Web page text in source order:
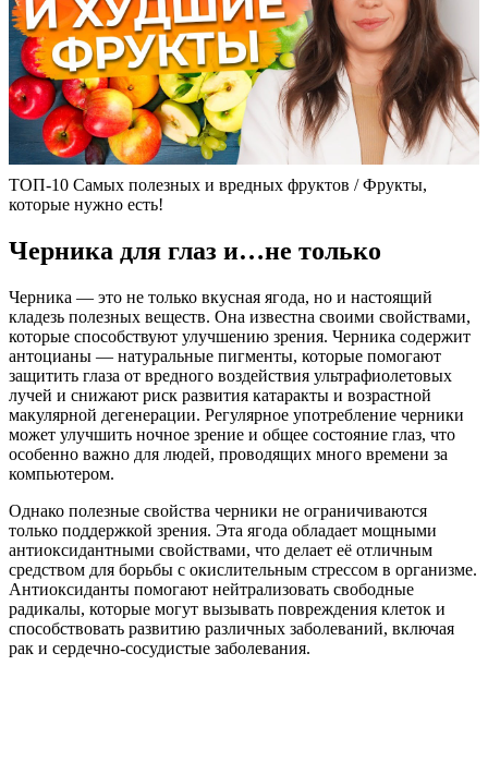
ТОП-10 Самых полезных и вредных фруктов / Фрукты,
которые нужно есть!
Черника для глаз и…не только
Черника — это не только вкусная ягода, но и настоящий
кладезь полезных веществ. Она известна своими свойствами,
которые способствуют улучшению зрения. Черника содержит
антоцианы — натуральные пигменты, которые помогают
защитить глаза от вредного воздействия ультрафиолетовых
лучей и снижают риск развития катаракты и возрастной
макулярной дегенерации. Регулярное употребление черники
может улучшить ночное зрение и общее состояние глаз, что
особенно важно для людей, проводящих много времени за
компьютером.
Однако полезные свойства черники не ограничиваются
только поддержкой зрения. Эта ягода обладает мощными
антиоксидантными свойствами, что делает её отличным
средством для борьбы с окислительным стрессом в организме.
Антиоксиданты помогают нейтрализовать свободные
радикалы, которые могут вызывать повреждения клеток и
способствовать развитию различных заболеваний, включая
рак и сердечно-сосудистые заболевания.